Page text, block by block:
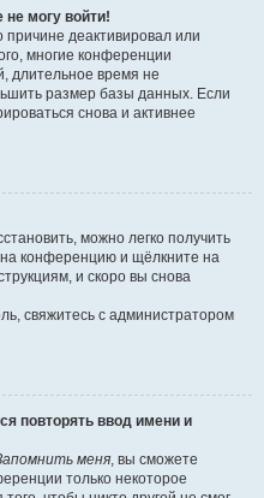
не могу войти!
деактивировал или
многие конференции
длительное время не
размер базы данных. Если
снова и активнее
можно легко получить
конференцию и щёлкните на
и скоро вы снова
свяжитесь с администратором
повторять ввод имени и
меня, вы сможете
только некоторое